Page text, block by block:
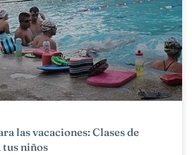
las vacaciones: Clases de
niños